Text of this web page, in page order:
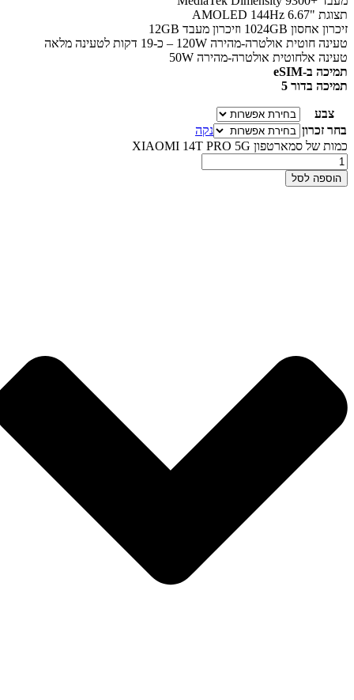
תצוגת "AMOLED 144Hz 6.67
זיכרון אחסון 1024GB וזיכרון מעבד 12GB
טעינה חוטית אולטרה-מהירה 120W – כ-19 דקות לטעינה מלאה
טעינה אלחוטית אולטרה-מהירה 50W
תמיכה ב-eSIM
תמיכה בדור 5
צבע
בחר זכרון
נקה
כמות של סמארטפון XIAOMI 14T PRO 5G
הוספה לסל